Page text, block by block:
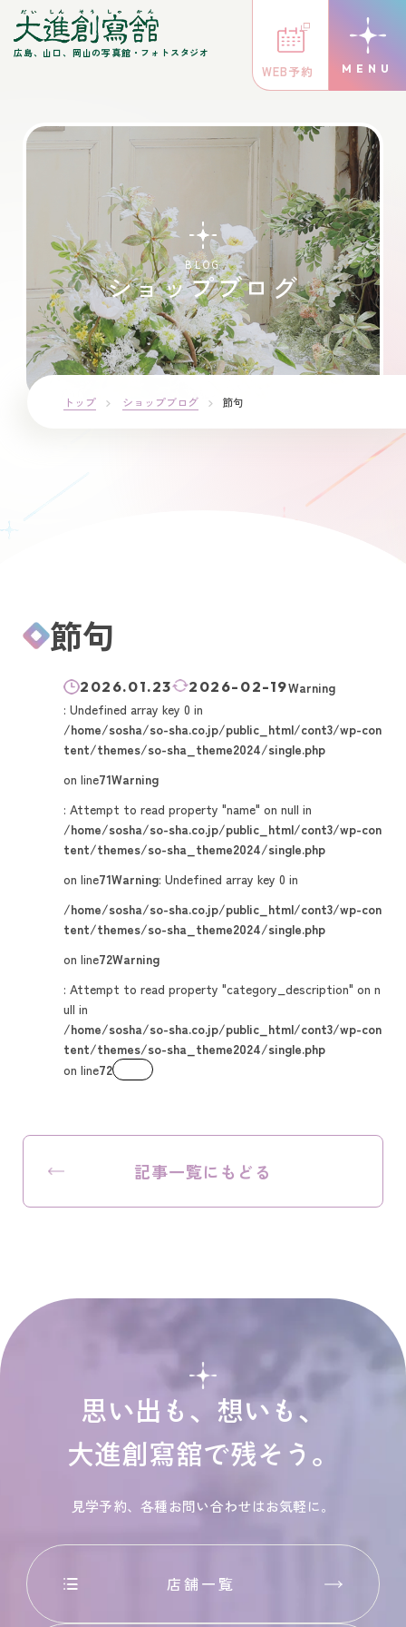
広島、山口、岡山の写真館・フォトスタジオ
WEB予約
BLOG
ショップブログ
トップ ショップブログ 節句
節句
2026.01.23 2026-02-19Warning
: Undefined array key 0 in
/home/sosha/so-sha.co.jp/public_html/cont3/wp-con
tent/themes/so-sha_theme2024/single.php
on line71Warning
: Attempt to read property "name" on null in
/home/sosha/so-sha.co.jp/public_html/cont3/wp-con
tent/themes/so-sha_theme2024/single.php
on line71Warning: Undefined array key 0 in
/home/sosha/so-sha.co.jp/public_html/cont3/wp-con
tent/themes/so-sha_theme2024/single.php
on line72Warning
: Attempt to read property "category_description" on n
ull in
/home/sosha/so-sha.co.jp/public_html/cont3/wp-con
tent/themes/so-sha_theme2024/single.php
on line72
記事一覧にもどる
思い出も、想いも、
大進創寫舘で残そう。
見学予約、各種お問い合わせはお気軽に。
店舗一覧